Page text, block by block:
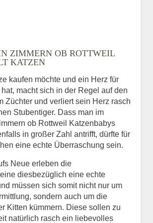
Datei ausgewählt
seit
des Verschwindens
ZIMMERN OB ROTTWEIL
KATZEN
kaufen möchte und ein Herz für
macht sich in der Regel auf den
Züchter und verliert sein Herz rasch
Stubentiger. Dass man im
ob Rottweil Katzenbabys
in großer Zahl antrifft, dürfte für
eine echte Überraschung sein.
Neue erleben die
diesbezüglich eine echte
müssen sich somit nicht nur um
sondern auch um die
Kitten kümmern. Diese sollen zu
natürlich rasch ein liebevolles